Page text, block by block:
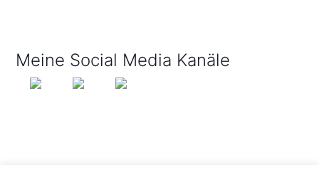
Meine Social Media Kanäle